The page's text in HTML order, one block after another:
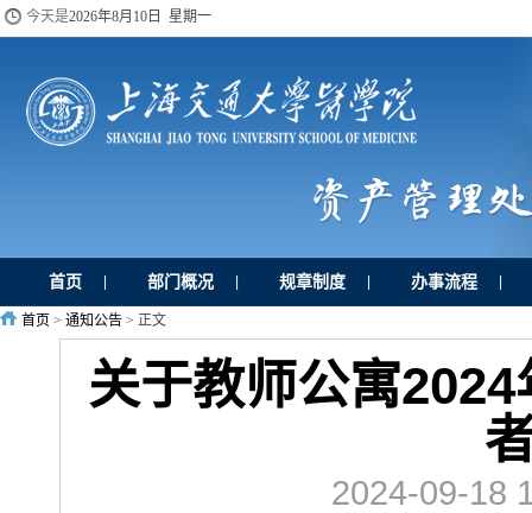
今天是2026年8月10日 星期一
首页 部门概况 规章制度 办事流程
首页 > 通知公告 > 正文
关于教师公寓
2024-09-